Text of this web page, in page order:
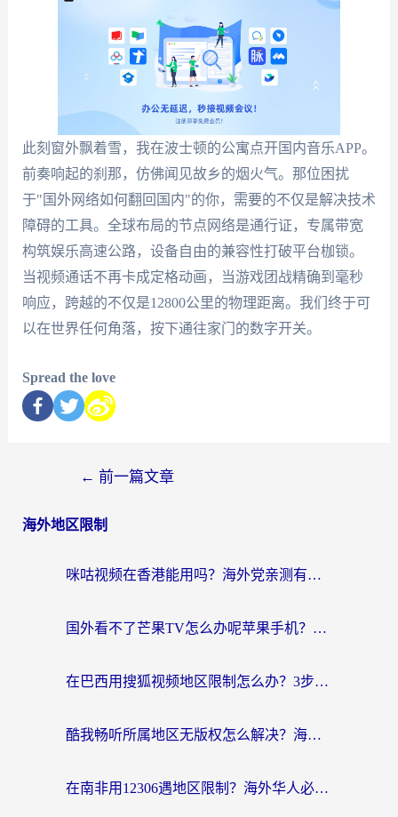
此刻窗外飘着雪，我在波士顿的公寓点开国内音乐APP。
前奏响起的刹那，仿佛闻见故乡的烟火气。那位困扰
于"国外网络如何翻回国内"的你，需要的不仅是解决技术
障碍的工具。全球布局的节点网络是通行证，专属带宽
构筑娱乐高速公路，设备自由的兼容性打破平台枷锁。
当视频通话不再卡成定格动画，当游戏团战精确到毫秒
响应，跨越的不仅是12800公里的物理距离。我们终于可
以在世界任何角落，按下通往家门的数字开关。
Spread the love
← 前一篇文章
海外地区限制
咪咕视频在香港能用吗？海外党亲测有效的回国加速方案来了
国外看不了芒果TV怎么办呢苹果手机？海外党追剧游戏的全能解决方案
在巴西用搜狐视频地区限制怎么办？3步解决海外看国内剧的烦恼
酷我畅听所属地区无版权怎么解决？海外党必看的回国加速全攻略
在南非用12306遇地区限制？海外华人必看的回国加速全攻略（附B站芒果TV解锁技巧）